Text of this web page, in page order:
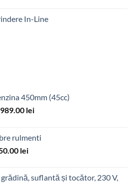
In-Line
450mm (45cc)
Prețul
fost:
lei.
989.00 leiPrețul
989.00 lei.
rulmenti
leiPrețul
450.00 lei.
suflantă și tocător, 230 V,